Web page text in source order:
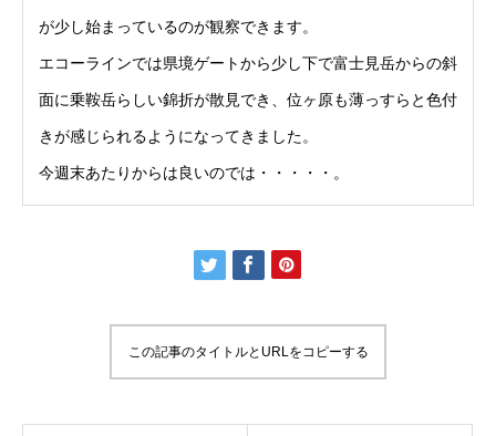
が少し始まっているのが観察できます。
エコーラインでは県境ゲートから少し下で富士見岳からの斜
面に乗鞍岳らしい錦折が散見でき、位ヶ原も薄っすらと色付
きが感じられるようになってきました。
今週末あたりからは良いのでは・・・・・。
この記事のタイトルとURLをコピーする